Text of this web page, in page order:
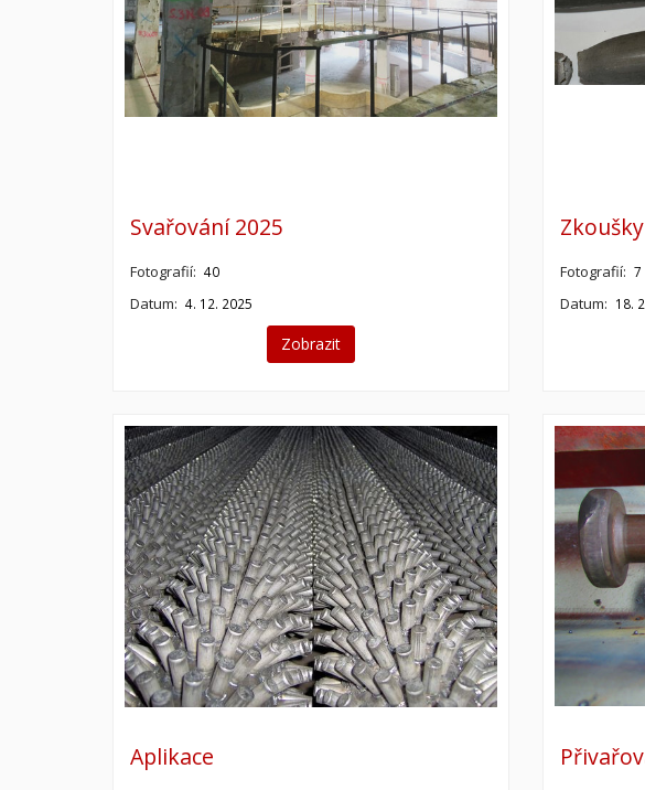
Svařování 2025
Fotografií: 40
Datum: 4. 12. 2025
Zobrazit
Fotografií: 7
Datum: 18.
Aplikace